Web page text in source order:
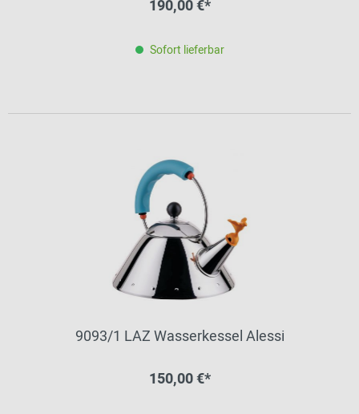
190,00 €*
Sofort lieferbar
9093/1 LAZ Wasserkessel Alessi
150,00 €*